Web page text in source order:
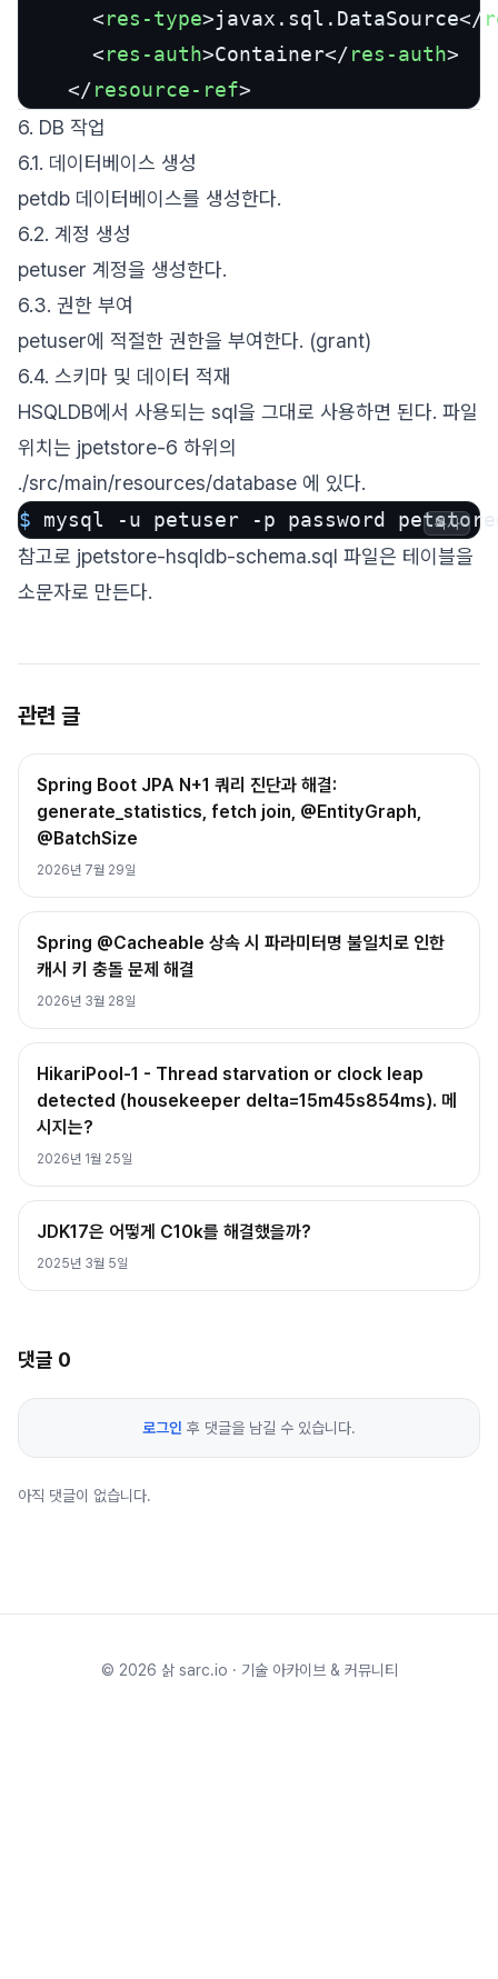
<res-type>javax.sql.DataSource</
<res-auth>Container</res-auth>
</resource-ref>
6. DB 작업
6.1. 데이터베이스 생성
petdb 데이터베이스를 생성한다.
6.2. 계정 생성
petuser 계정을 생성한다.
6.3. 권한 부여
petuser에 적절한 권한을 부여한다. (grant)
6.4. 스키마 및 데이터 적재
HSQLDB에서 사용되는 sql을 그대로 사용하면 된다. 파일
위치는 jpetstore-6 하위의
./src/main/resources/database 에 있다.
$ mysql -u petuser -p password 복사
참고로 jpetstore-hsqldb-schema.sql 파일은 테이블을
소문자로 만든다.
관련 글
Spring Boot JPA N+1 쿼리 진단과 해결:
generate_statistics, fetch join, @EntityGraph,
@BatchSize
2026년 7월 29일
Spring @Cacheable 상속 시 파라미터명 불일치로 인한
캐시 키 충돌 문제 해결
2026년 3월 28일
HikariPool-1 - Thread starvation or clock leap
detected (housekeeper delta=15m45s854ms). 메
시지는?
2026년 1월 25일
JDK17은 어떻게 C10k를 해결했을까?
2025년 3월 5일
댓글 0
로그인 후 댓글을 남길 수 있습니다.
아직 댓글이 없습니다.
© 2026 삵 sarc.io · 기술 아카이브 & 커뮤니티